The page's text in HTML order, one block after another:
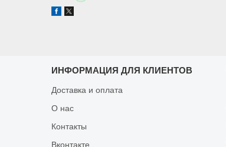
ИНФОРМАЦИЯ ДЛЯ КЛИЕНТОВ
Доставка и оплата
О нас
Контакты
Вконтакте